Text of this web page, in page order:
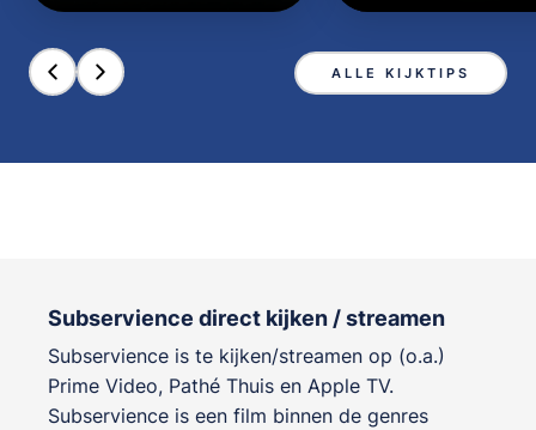
ALLE KIJKTIPS
Subservience direct kijken / streamen
Subservience is te kijken/streamen op (o.a.)
Prime Video, Pathé Thuis en Apple TV.
Subservience is een film binnen de genres